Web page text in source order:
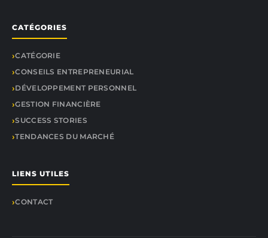
CATÉGORIES
CATÉGORIE
CONSEILS ENTREPRENEURIAL
DÉVELOPPEMENT PERSONNEL
GESTION FINANCIÈRE
SUCCESS STORIES
TENDANCES DU MARCHÉ
LIENS UTILES
CONTACT